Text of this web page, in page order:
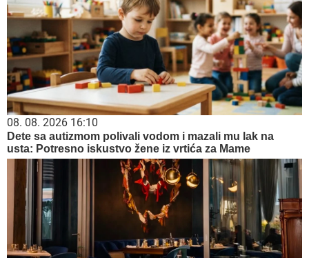
08. 08. 2026 16:10
Dete sa autizmom polivali vodom i mazali mu lak na
usta: Potresno iskustvo žene iz vrtića za Mame